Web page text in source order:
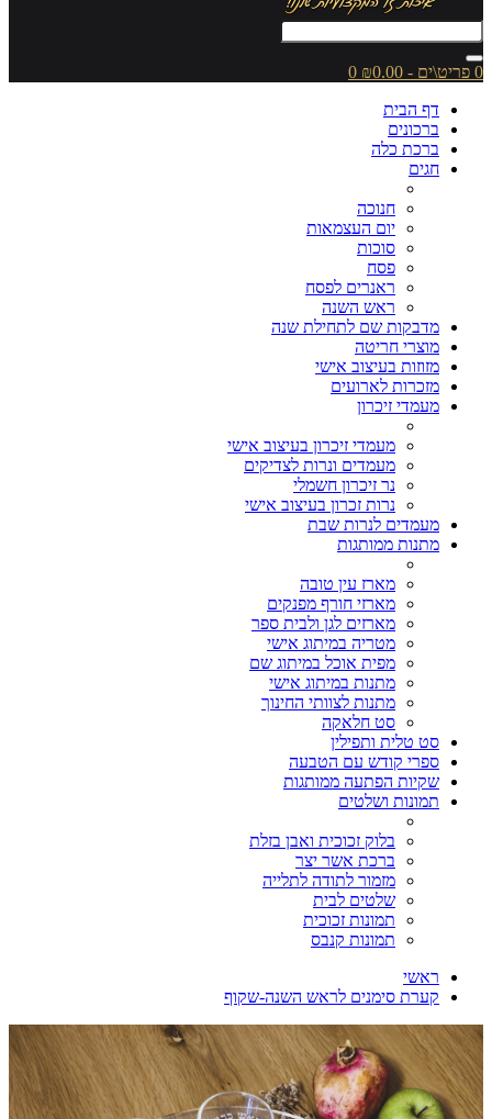
0 פריט\ים - ₪0.00
0
דף הבית
ברכונים
ברכת כלה
חגים
חנוכה
יום העצמאות
סוכות
פסח
ראנרים לפסח
ראש השנה
מדבקות שם לתחילת שנה
מוצרי חריטה
מזוזות בעיצוב אישי
מזכרות לארועים
מעמדי זיכרון
מעמדי זיכרון בעיצוב אישי
מעמדים ונרות לצדיקים
נר זיכרון חשמלי
נרות זכרון בעיצוב אישי
מעמדים לנרות שבת
מתנות ממותגות
מארז עין טובה
מארזי חורף מפנקים
מארזים לגן ולבית ספר
מטריה במיתוג אישי
מפית אוכל במיתוג שם
מתנות במיתוג אישי
מתנות לצוותי החינוך
סט חלאקה
סט טלית ותפילין
ספרי קודש עם הטבעה
שקיות הפתעה ממותגות
תמונות ושלטים
בלוק זכוכית ואבן בזלת
ברכת אשר יצר
מזמור לתודה לתלייה
שלטים לבית
תמונות זכוכית
תמונות קנבס
ראשי
קערת סימנים לראש השנה-שקוף